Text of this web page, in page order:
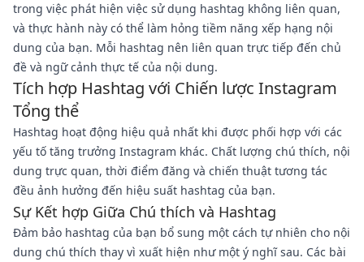
trong việc phát hiện việc sử dụng hashtag không liên quan,
và thực hành này có thể làm hỏng tiềm năng xếp hạng nội
dung của bạn. Mỗi hashtag nên liên quan trực tiếp đến chủ
đề và ngữ cảnh thực tế của nội dung.
Tích hợp Hashtag với Chiến lược Instagram
Tổng thể
Hashtag hoạt động hiệu quả nhất khi được phối hợp với các
yếu tố tăng trưởng Instagram khác. Chất lượng chú thích, nội
dung trực quan, thời điểm đăng và chiến thuật tương tác
đều ảnh hưởng đến hiệu suất hashtag của bạn.
Sự Kết hợp Giữa Chú thích và Hashtag
Đảm bảo hashtag của bạn bổ sung một cách tự nhiên cho nội
dung chú thích thay vì xuất hiện như một ý nghĩ sau. Các bài